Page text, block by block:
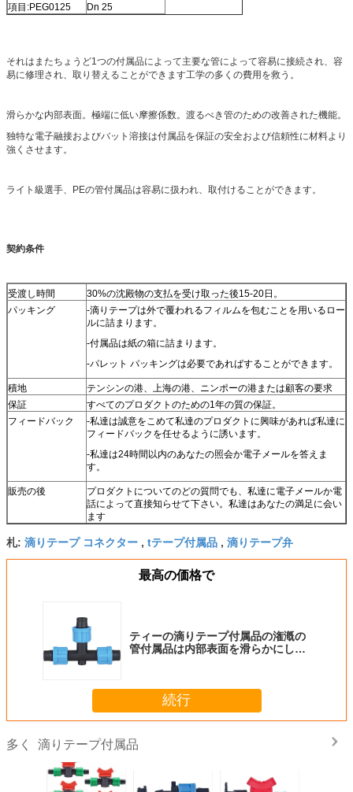
項目:PEG0125
Dn 25
それはまたちょうど1つの付属品によって主要な管によって容易に接続され、容
易に修理され、取り替えることができます工学の多くの費用を救う。
滑らかな内部表面。極端に低い摩擦係数。渡るべき管のための改善された機能。
独特な電子融接およびバット溶接は付属品を保証の安全および信頼性に材料より
強くさせます。
ライト級選手、PEの管付属品は容易に扱われ、取付けることができます。
契約条件
受渡し時間
30%の沈殿物の支払を受け取った後15-20日。
パッキング
-滴りテープは外で覆われるフィルムを包むことを用いるロー
ルに詰まります。
-付属品は紙の箱に詰まります。
-パレット パッキングは必要であればすることができます。
積地
テンシンの港、上海の港、ニンポーの港または顧客の要求
保証
すべてのプロダクトのための1年の質の保証。
フィードバック
-私達は誠意をこめて私達のプロダクトに興味があれば私達に
フィードバックを任せるように誘います。
-私達は24時間以内のあなたの照会か電子メールを答えま
す。
販売の後
プロダクトについてのどの質問でも、私達に電子メールか電
話によって直接知らせて下さい。私達はあなたの満足に会い
ます
札: 滴りテープ コネクター , tテープ付属品 , 滴りテープ弁
最高の価格で
ティーの滴りテープ付属品の潅漑の
管付属品は内部表面を滑らかにしま
続行
多く 滴りテープ付属品